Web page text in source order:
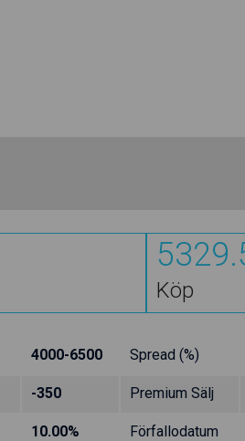
Köp
4000-6500 Spread (%)
-350 Premium Sälj
10.00% Förfallodatum